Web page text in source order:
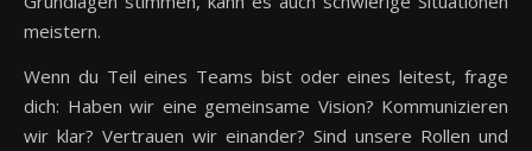
meistern.
Wenn du Teil eines Teams bist oder eines leitest, frage
dich: Haben wir eine gemeinsame Vision? Kommunizieren
wir klar? Vertrauen wir einander? Sind unsere Rollen und